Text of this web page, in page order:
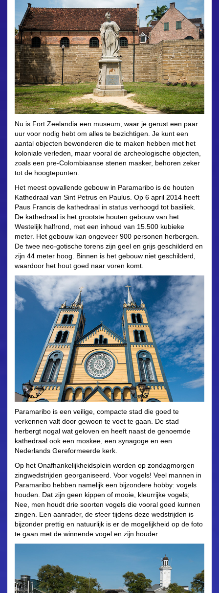
Nu is Fort Zeelandia een museum, waar je gerust een paar
uur voor nodig hebt om alles te bezichtigen. Je kunt een
aantal objecten bewonderen die te maken hebben met het
koloniale verleden, maar vooral de archeologische objecten,
zoals een pre-Colombiaanse stenen masker, behoren zeker
tot de hoogtepunten.
Het meest opvallende gebouw in Paramaribo is de houten
Kathedraal van Sint Petrus en Paulus. Op 6 april 2014 heeft
Paus Francis de kathedraal in status verhoogd tot basiliek.
De kathedraal is het grootste houten gebouw van het
Westelijk halfrond, met een inhoud van 15.500 kubieke
meter. Het gebouw kan ongeveer 900 personen herbergen.
De twee neo-gotische torens zijn geel en grijs geschilderd en
zijn 44 meter hoog. Binnen is het gebouw niet geschilderd,
waardoor het hout goed naar voren komt.
Paramaribo is een veilige, compacte stad die goed te
verkennen valt door gewoon te voet te gaan. De stad
herbergt nogal wat geloven en heeft naast de genoemde
kathedraal ook een moskee, een synagoge en een
Nederlands Gereformeerde kerk.
Op het Onafhankelijkheidsplein worden op zondagmorgen
zingwedstrijden georganiseerd. Voor vogels! Veel mannen in
Paramaribo hebben namelijk een bijzondere hobby: vogels
houden. Dat zijn geen kippen of mooie, kleurrijke vogels;
Nee, men houdt drie soorten vogels die vooral goed kunnen
zingen. Een aanrader, de sfeer tijdens deze wedstrijden is
bijzonder prettig en natuurlijk is er de mogelijkheid op de foto
te gaan met de winnende vogel en zijn houder.